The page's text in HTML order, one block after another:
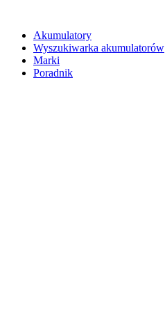
Akumulatory
Wyszukiwarka akumulatorów
Marki
Poradnik